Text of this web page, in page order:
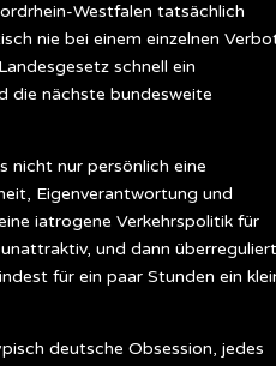
Westfalen tatsächlich
nie bei einem einzelnen
schnell ein
die nächste bundesweite
nicht nur persönlich eine
Eigenverantwortung und
iatrogene Verkehrspolitik für
und dann überreguliert
für ein paar Stunden ein
deutsche Obsession, jedes